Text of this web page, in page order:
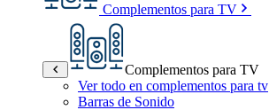
Complementos para TV
Complementos para TV
Ver todo en complementos para tv
Barras de Sonido